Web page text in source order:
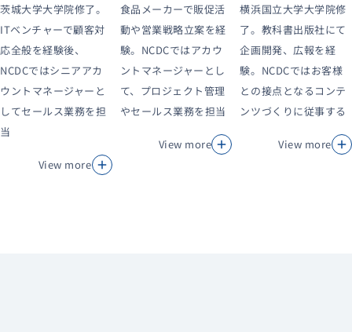
茨城大学大学院修了。
ITベンチャーで顧客対
応全般を経験後、
NCDCではシニアアカ
ウントマネージャーと
してセールス業務を担
当
View more
食品メーカーで販促活
動や営業戦略立案を経
験。NCDCではアカウ
ントマネージャーとし
て、プロジェクト管理
やセールス業務を担当
View more
横浜国立大学大学院修
了。教科書出版社にて
企画開発、広報を経
験。NCDCではお客様
との接点となるコンテ
ンツづくりに従事する
View more